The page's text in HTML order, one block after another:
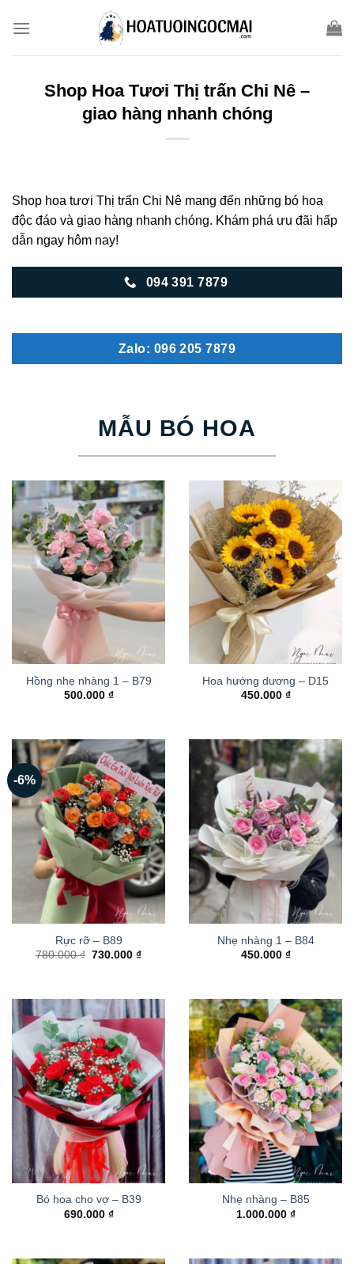
Shop Hoa Tươi Thị trấn Chi Nê –
giao hàng nhanh chóng
Shop hoa tươi Thị trấn Chi Nê mang đến những bó hoa
độc đáo và giao hàng nhanh chóng. Khám phá ưu đãi hấp
dẫn ngay hôm nay!
094 391 7879
Zalo: 096 205 7879
MẪU BÓ HOA
Hồng nhẹ nhàng 1 – B79
500.000 ₫
Hoa hướng dương – D15
450.000 ₫
-6%
Rực rỡ – B89
780.000₫ Giá
730.000₫Giá
Nhẹ nhàng 1 – B84
450.000 ₫
Bó hoa cho vợ – B39
690.000 ₫
Nhẹ nhàng – B85
1.000.000 ₫